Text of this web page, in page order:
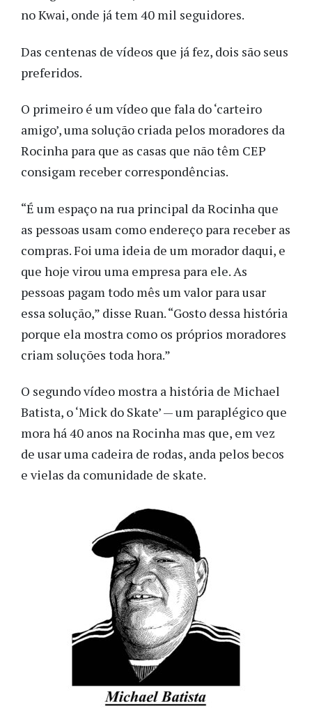
no Kwai, onde já tem 40 mil seguidores.
Das centenas de vídeos que já fez, dois são seus
preferidos.
O primeiro é um vídeo que fala do ‘carteiro
amigo’, uma solução criada pelos moradores da
Rocinha para que as casas que não têm CEP
consigam receber correspondências.
“É um espaço na rua principal da Rocinha que
as pessoas usam como endereço para receber as
compras. Foi uma ideia de um morador daqui, e
que hoje virou uma empresa para ele. As
pessoas pagam todo mês um valor para usar
essa solução,” disse Ruan. “Gosto dessa história
porque ela mostra como os próprios moradores
criam soluções toda hora.”
O segundo vídeo mostra a história de Michael
Batista, o ‘Mick do Skate’ — um paraplégico que
mora há 40 anos na Rocinha mas que, em vez
de usar uma cadeira de rodas, anda pelos becos
e vielas da comunidade de skate.